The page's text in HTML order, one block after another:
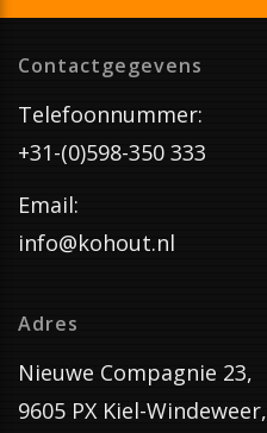
Contactgegevens
Telefoonnummer:
+31-(0)598-350 333
Email:
info@kohout.nl
Adres
Nieuwe Compagnie 23,
9605 PX Kiel-Windeweer,